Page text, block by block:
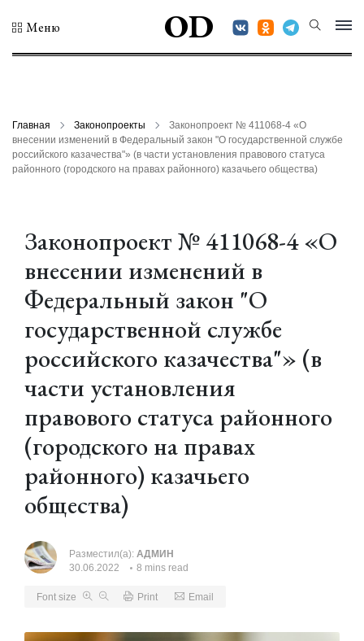
Меню OD
Главная Законопроекты
Законопроект № 411068-4 «О
внесении изменений в Федеральный закон "О государственной службе
российского казачества"» (в части установления правового статуса
районного (городского на правах районного) казачьего общества)
Законопроект № 411068-4 «О
внесении изменений в
Федеральный закон "О
государственной службе
российского казачества"» (в
части установления
правового статуса районного
(городского на правах
районного) казачьего
общества)
Разместил(а): АДМИН
30.06.2022
8 mins read
Font size Print Email